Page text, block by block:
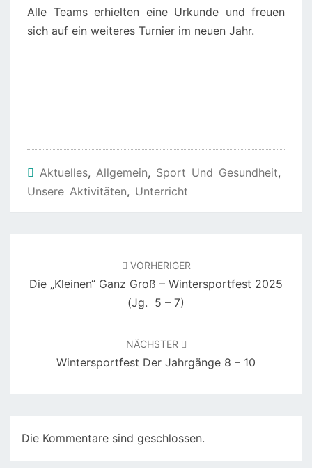
Alle Teams erhielten eine Urkunde und freuen
sich auf ein weiteres Turnier im neuen Jahr.
Aktuelles, Allgemein, Sport Und Gesundheit,
Unsere Aktivitäten, Unterricht
VORHERIGER
Die „Kleinen“ Ganz Groß – Wintersportfest 2025
(Jg. 5 – 7)
NÄCHSTER
Wintersportfest Der Jahrgänge 8 – 10
Die Kommentare sind geschlossen.